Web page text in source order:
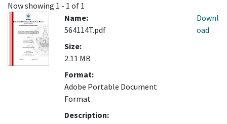
Now showing 1 - 1 of 1
Name:
564114T.pdf
Size:
2.11 MB
Format:
Adobe Portable Document
Format
Description:
Downl
oad